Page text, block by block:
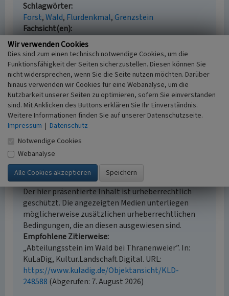
Schlagwörter
Forst Wald Flurdenkmal Grenzstein
Fachsicht(en)
Kulturlandschaftspflege, Landeskunde
Erfassungsmaßstab
i.d.R. 1:5.000 (größer als 1:20.000)
Erfassungsmethode
Auswertung historischer Karten,
Geländebegehung/-kartierung
Historischer Zeitraum
Beginn 1910 bis 1914
Empfohlene Zitierweise
Urheberrechtlicher Hinweis
Der hier präsentierte Inhalt ist urheberrechtlich
geschützt. Die angezeigten Medien unterliegen
möglicherweise zusätzlichen urheberrechtlichen
Bedingungen, die an diesen ausgewiesen sind.
Empfohlene Zitierweise
„Abteilungsstein im Wald bei Thranenweier”. In:
KuLaDig, Kultur.Landschaft.Digital. URL:
https://www.kuladig.de/Objektansicht/KLD-
248588 (Abgerufen: 7. August 2026)
Wir verwenden Cookies
Dies sind zum einen technisch notwendige Cookies, um die
Funktionsfähigkeit der Seiten sicherzustellen. Diesen können Sie
nicht widersprechen, wenn Sie die Seite nutzen möchten. Darüber
hinaus verwenden wir Cookies für eine Webanalyse, um die
Nutzbarkeit unserer Seiten zu optimieren, sofern Sie einverstanden
sind. Mit Anklicken des Buttons erklären Sie Ihr Einverständnis.
Weitere Informationen finden Sie auf unserer Datenschutzseite.
Impressum | Datenschutz
Notwendige Cookies
Webanalyse